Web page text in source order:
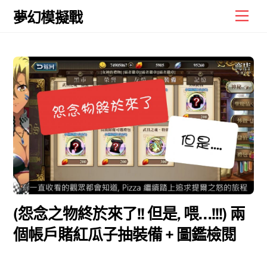
Skip
夢幻模擬戰
(怨念之物終於來了!! 但是, 喂…!!!) 兩
個帳戶賭紅瓜子抽裝備 + 圖鑑檢閱